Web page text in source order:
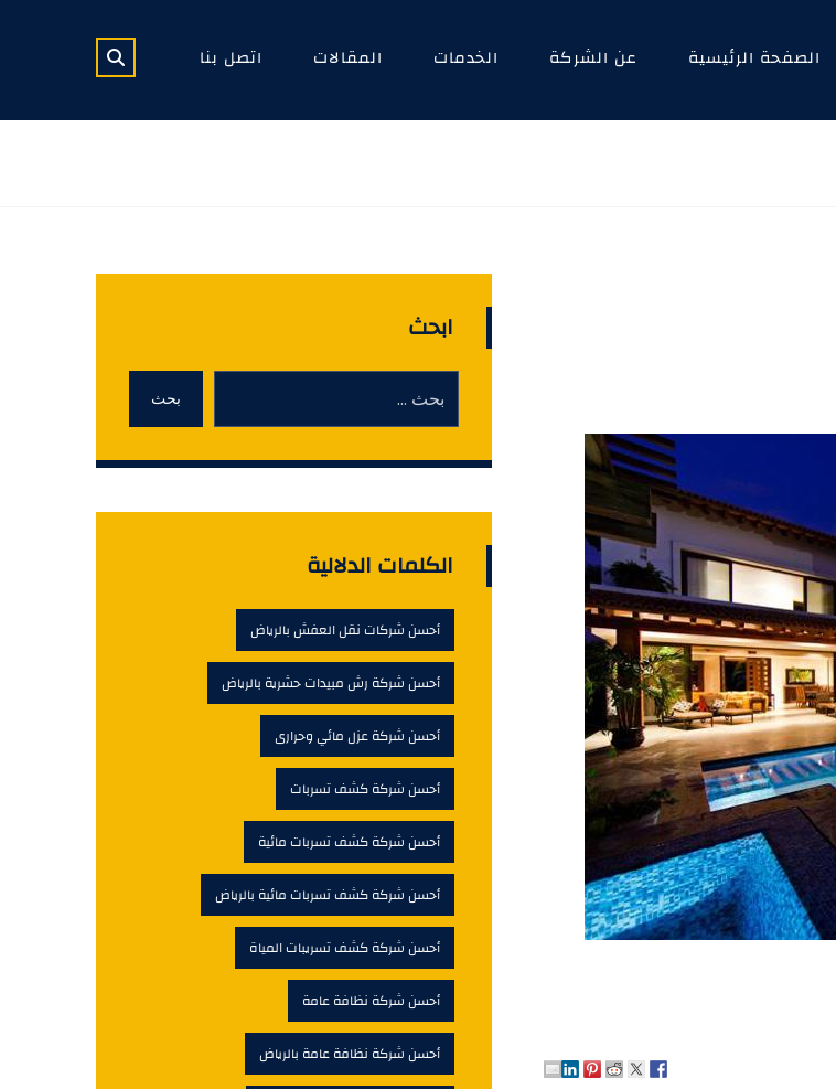
الصفحة الرئيسية عن الشركة الخدمات المقالات اتصل بنا
ابحث
بحث
الكلمات الدلالية
أحسن شركات نقل العفش بالرياض
أحسن شركة رش مبيدات حشرية بالرياض
أحسن شركة عزل مائي وحرارى
أحسن شركة كشف تسربات
أحسن شركة كشف تسربات مائية
أحسن شركة كشف تسربات مائية بالرياض
أحسن شركة كشف تسريبات المياة
أحسن شركة نظافة عامة
أحسن شركة نظافة عامة بالرياض